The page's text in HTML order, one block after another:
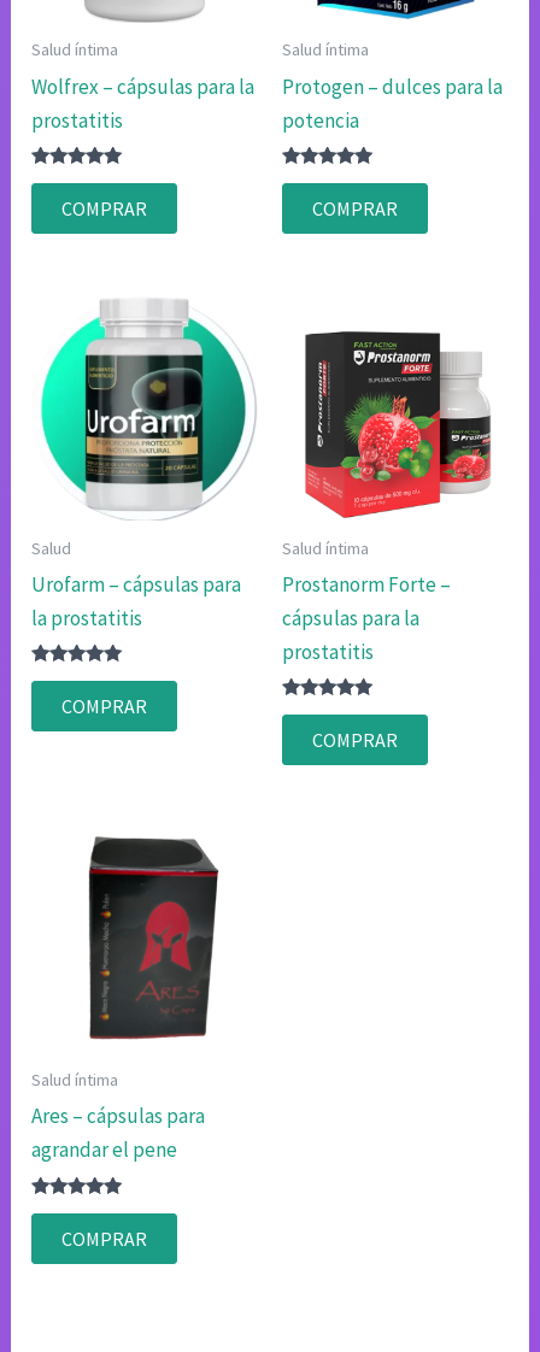
Salud íntima
Wolfrex – cápsulas para la
prostatitis
Valorado
4.80
de 5
COMPRAR
Salud íntima
Protogen – dulces para la
potencia
Valorado
4.80
de 5
COMPRAR
Salud
Urofarm – cápsulas para
la prostatitis
Valorado
4.80
de 5
COMPRAR
Salud íntima
Prostanorm Forte –
cápsulas para la
prostatitis
Valorado
4.83
de 5
COMPRAR
Salud íntima
Ares – cápsulas para
agrandar el pene
Valorado
4.75
de 5
COMPRAR